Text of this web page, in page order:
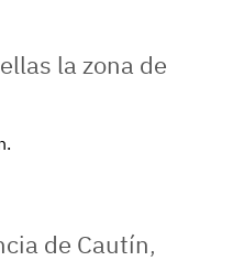
de Cautín,